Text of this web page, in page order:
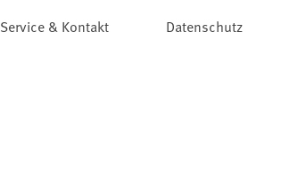
Service & Kontakt Datenschutz